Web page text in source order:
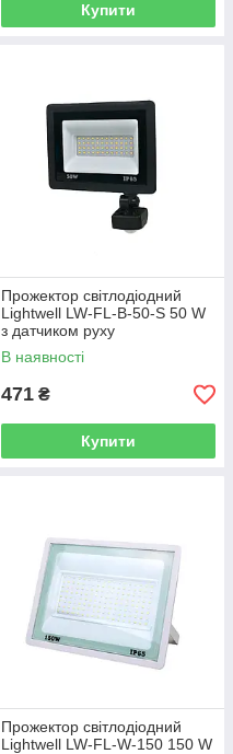
Купити
Прожектор світлодіодний
Lightwell LW-FL-B-50-S 50 W
з датчиком руху
В наявності
471 ₴
Купити
Прожектор світлодіодний
Lightwell LW-FL-W-150 150 W